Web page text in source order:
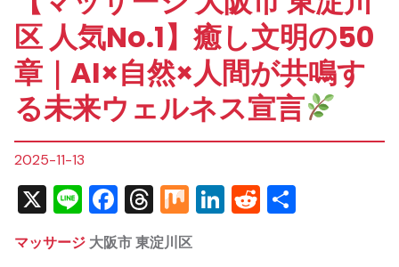
区 人気No.1】癒し文明の50
章｜AI×自然×人間が共鳴す
る未来ウェルネス宣言
2025-11-13
X LineFacebook
Threads
MixLinkedIn
Reddit
マッサージ 大阪市 東淀川区